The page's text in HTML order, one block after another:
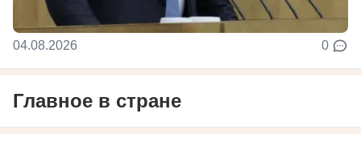
04.08.2026 0
Главное в стране